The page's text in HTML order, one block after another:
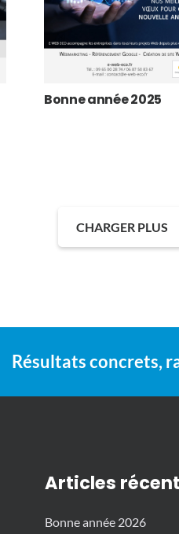
Bonne année 2025
CHARGER PLUS
Résultats concrets,
Articles
Bonne année 2026